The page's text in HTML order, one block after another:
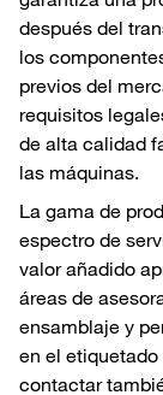
después del
los
previos del
requisitos
de alta calidad
las máquinas.
La gama de
espectro de
valor añadido
áreas de
ensamblaje y
en el
contactar